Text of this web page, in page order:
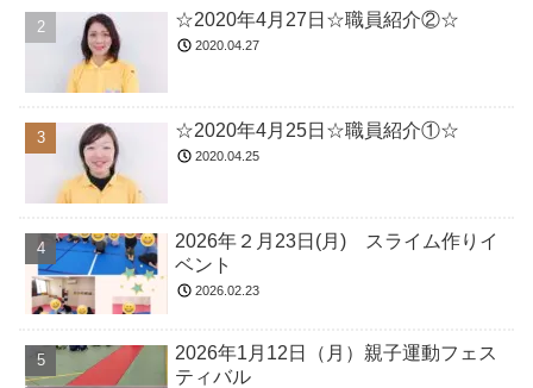
☆2020年4月27日☆職員紹介②☆
2020.04.27
☆2020年4月25日☆職員紹介①☆
2020.04.25
2026年２月23日(月) スライム作りイ
ベント
2026.02.23
2026年1月12日（月）親子運動フェス
ティバル